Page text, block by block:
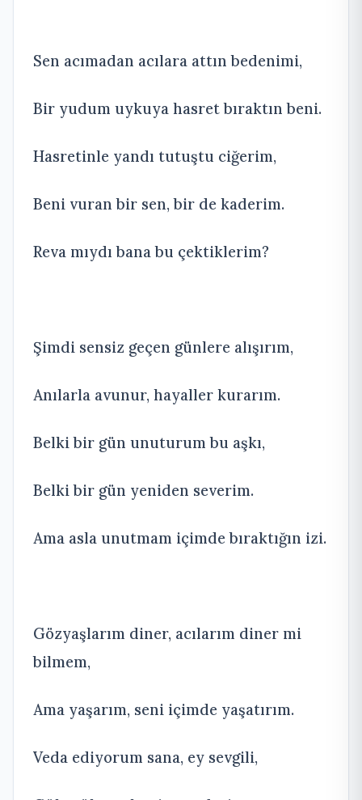
Sen acımadan acılara attın bedenimi,
Bir yudum uykuya hasret bıraktın beni.
Hasretinle yandı tutuştu ciğerim,
Beni vuran bir sen, bir de kaderim.
Reva mıydı bana bu çektiklerim?
Şimdi sensiz geçen günlere alışırım,
Anılarla avunur, hayaller kurarım.
Belki bir gün unuturum bu aşkı,
Belki bir gün yeniden severim.
Ama asla unutmam içimde bıraktığın izi.
Gözyaşlarım diner, acılarım diner mi
bilmem,
Ama yaşarım, seni içimde yaşatırım.
Veda ediyorum sana, ey sevgili,